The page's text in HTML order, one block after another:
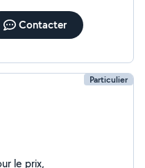
Contacter
Particulier
le prix,